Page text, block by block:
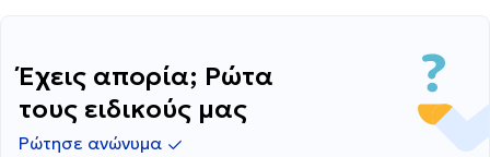
Έχεις απορία; Ρώτα
τους ειδικούς μας
Ρώτησε ανώνυμα